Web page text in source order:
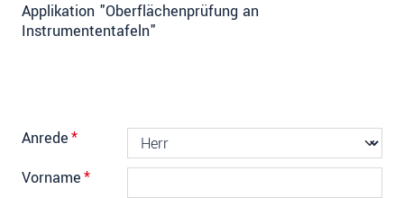
Applikation "Oberflächenprüfung an
Instrumententafeln"
Anrede*
Vorname*